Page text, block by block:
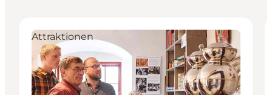
Attraktionen